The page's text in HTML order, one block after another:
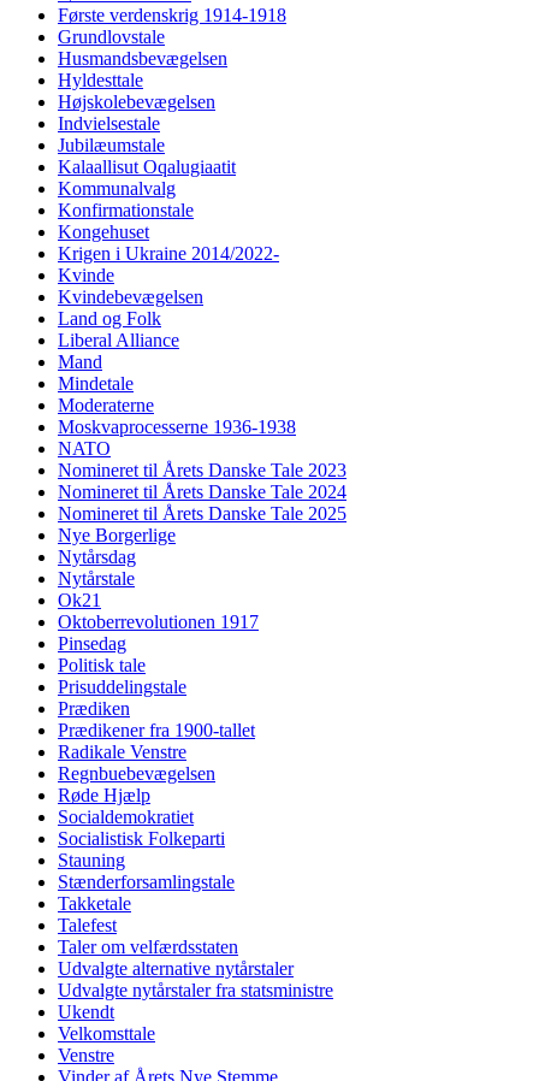
Første verdenskrig 1914-1918
Grundlovstale
Husmandsbevægelsen
Hyldesttale
Højskolebevægelsen
Indvielsestale
Jubilæumstale
Kalaallisut Oqalugiaatit
Kommunalvalg
Konfirmationstale
Kongehuset
Krigen i Ukraine 2014/2022-
Kvinde
Kvindebevægelsen
Land og Folk
Liberal Alliance
Mand
Mindetale
Moderaterne
Moskvaprocesserne 1936-1938
NATO
Nomineret til Årets Danske Tale 2023
Nomineret til Årets Danske Tale 2024
Nomineret til Årets Danske Tale 2025
Nye Borgerlige
Nytårsdag
Nytårstale
Ok21
Oktoberrevolutionen 1917
Pinsedag
Politisk tale
Prisuddelingstale
Prædiken
Prædikener fra 1900-tallet
Radikale Venstre
Regnbuebevægelsen
Røde Hjælp
Socialdemokratiet
Socialistisk Folkeparti
Stauning
Stænderforsamlingstale
Takketale
Talefest
Taler om velfærdsstaten
Udvalgte alternative nytårstaler
Udvalgte nytårstaler fra statsministre
Ukendt
Velkomsttale
Venstre
Vinder af Årets Nye Stemme